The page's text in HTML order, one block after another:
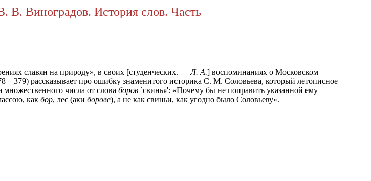
В. Виноградов. История слов. Часть
славян на природу», в своих [студенческих. —Л. А.] воспоминаниях о Московском
рассказывает про ошибку знаменитого историка С. М. Соловьева, который летописное
числа от слова боров `свинья': «Почему бы не поправить указанной ему
как бор, лес (аки борове), а не как свиньи, как угодно было Соловьеву».